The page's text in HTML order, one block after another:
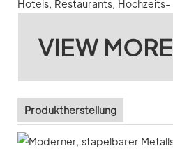
VIEW MORE
Produktherstellung